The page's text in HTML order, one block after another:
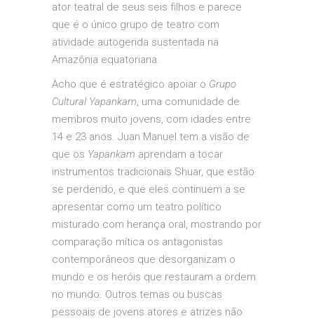
ator teatral de seus seis filhos e parece
que é o único grupo de teatro com
atividade autogerida sustentada na
Amazônia equatoriana.
Acho que é estratégico apoiar o Grupo
Cultural Yapankam, uma comunidade de
membros muito jovens, com idades entre
14 e 23 anos. Juan Manuel tem a visão de
que os Yapankam aprendam a tocar
instrumentos tradicionais Shuar, que estão
se perdendo, e que eles continuem a se
apresentar como um teatro político
misturado com herança oral, mostrando por
comparação mítica os antagonistas
contemporâneos que desorganizam o
mundo e os heróis que restauram a ordem
no mundo. Outros temas ou buscas
pessoais de jovens atores e atrizes não